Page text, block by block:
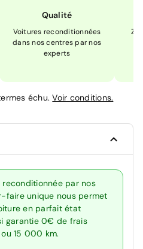
Qualité
Voitures reconditionnées
dans nos centres par nos
experts
échu.Voir conditions.
par nos
faire unique nous permet
en parfait état
garantie 0€ de frais
15 000 km.